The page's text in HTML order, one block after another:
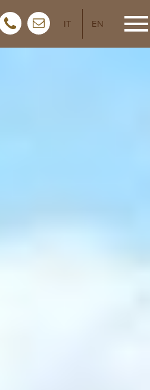
IT EN